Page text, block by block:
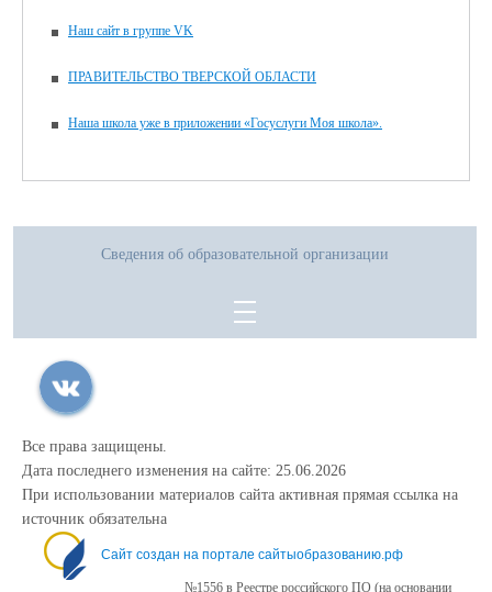
Наш сайт в группе VK
ПРАВИТЕЛЬСТВО ТВЕРСКОЙ ОБЛАСТИ
Наша школа уже в приложении «Госуслуги Моя школа».
Сведения об образовательной организации
Все права защищены.
Дата последнего изменения на сайте: 25.06.2026
При использовании материалов сайта активная прямая ссылка на
источник обязательна
Сайт создан на портале сайтыобразованию.рф
№1556 в Реестре российского ПО (на основании